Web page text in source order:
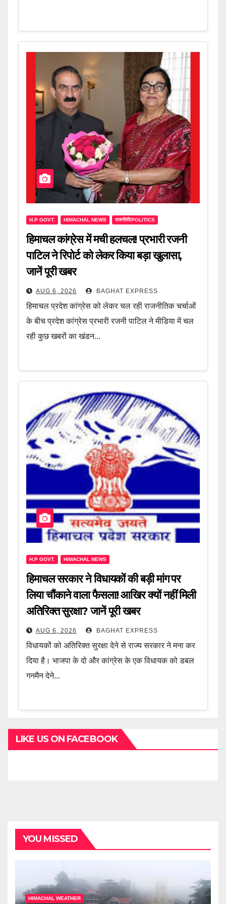
H.P GOVT. HIMACHAL NEWS राजनीती/POLITICS
हिमाचल कांग्रेस में मची हलचल! प्रभारी रजनी
पाटिल ने रिपोर्ट को लेकर किया बड़ा खुलासा,
जानें पूरी खबर
AUG 6, 2026 BAGHAT EXPRESS
हिमाचल प्रदेश कांग्रेस को लेकर चल रही राजनीतिक चर्चाओं
के बीच प्रदेश कांग्रेस प्रभारी रजनी पाटिल ने मीडिया में चल
रही कुछ खबरों का खंडन...
H.P GOVT. HIMACHAL NEWS
हिमाचल सरकार ने विधायकों की बड़ी मांग पर
लिया चौंकाने वाला फैसला! आखिर क्यों नहीं मिली
अतिरिक्त सुरक्षा? जानें पूरी खबर
AUG 6, 2026 BAGHAT EXPRESS
विधायकों को अतिरिक्त सुरक्षा देने से राज्य सरकार ने मना कर
दिया है। भाजपा के दो और कांग्रेस के एक विधायक को डबल
गनमैन देने...
LIKE US ON FACEBOOK
YOU MISSED
HIMACHAL WEATHER